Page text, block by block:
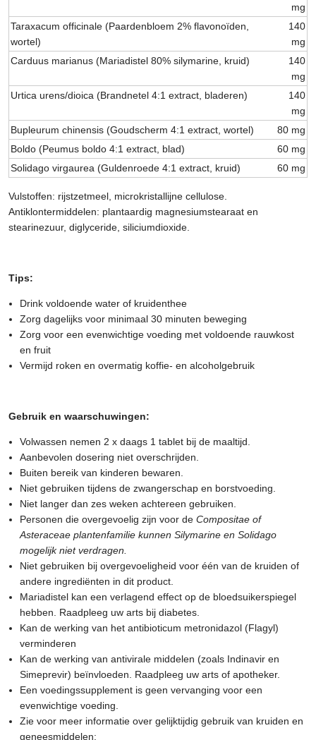
mg
Taraxacum officinale (Paardenbloem 2% flavonoïden,
wortel)
140
mg
Carduus marianus (Mariadistel 80% silymarine, kruid)
140
mg
Urtica urens/dioica (Brandnetel 4:1 extract, bladeren)
140
mg
Bupleurum chinensis (Goudscherm 4:1 extract, wortel)
80 mg
Boldo (Peumus boldo 4:1 extract, blad)
60 mg
Solidago virgaurea (Guldenroede 4:1 extract, kruid)
60 mg
Vulstoffen: rijstzetmeel, microkristallijne cellulose.
Antiklontermiddelen: plantaardig magnesiumstearaat en
stearinezuur, diglyceride, siliciumdioxide.
Tips:
Drink voldoende water of kruidenthee
Zorg dagelijks voor minimaal 30 minuten beweging
Zorg voor een evenwichtige voeding met voldoende rauwkost
en fruit
Vermijd roken en overmatig koffie- en alcoholgebruik
Gebruik en waarschuwingen:
Volwassen nemen 2 x daags 1 tablet bij de maaltijd.
Aanbevolen dosering niet overschrijden.
Buiten bereik van kinderen bewaren.
Niet gebruiken tijdens de zwangerschap en borstvoeding.
Niet langer dan zes weken achtereen gebruiken.
Personen die overgevoelig zijn voor de Compositae of
Asteraceae plantenfamilie kunnen Silymarine en Solidago
mogelijk niet verdragen.
Niet gebruiken bij overgevoeligheid voor één van de kruiden of
andere ingrediënten in dit product.
Mariadistel kan een verlagend effect op de bloedsuikerspiegel
hebben. Raadpleeg uw arts bij diabetes.
Kan de werking van het antibioticum metronidazol (Flagyl)
verminderen
Kan de werking van antivirale middelen (zoals Indinavir en
Simeprevir) beïnvloeden. Raadpleeg uw arts of apotheker.
Een voedingssupplement is geen vervanging voor een
evenwichtige voeding.
Zie voor meer informatie over gelijktijdig gebruik van kruiden en
geneesmiddelen: